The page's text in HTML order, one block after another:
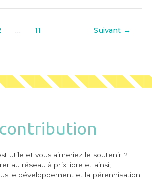
… 11 Suivant →
utile et vous aimeriez le soutenir ?
au réseau à prix libre et ainsi,
le développement et la pérennisation